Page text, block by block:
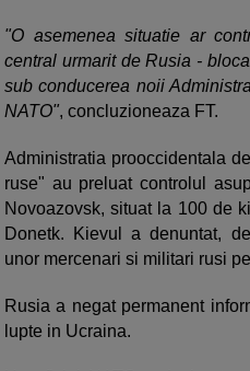
"O asemenea situatie ar
central urmarit de Rusia -
sub conducerea noii
NATO", concluzioneaza FT.
Administratia prooccidentala
ruse" au preluat controlul
Novoazovsk, situat la 100 de
Donetk. Kievul a denuntat,
unor mercenari si militari rusi
Rusia a negat permanent
lupte in Ucraina.